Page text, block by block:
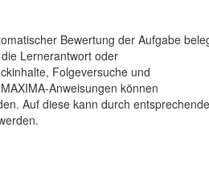
Bewertung der Aufgabe
Lernerantwort oder
Folgeversuche und
Anweisungen können
Auf diese kann durch